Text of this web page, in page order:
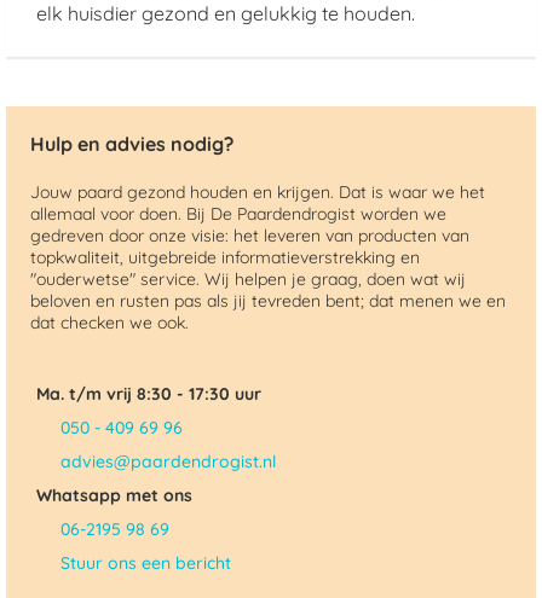
elk huisdier gezond en gelukkig te houden.
Hulp en advies nodig?
Jouw paard gezond houden en krijgen. Dat is waar we het
allemaal voor doen. Bij De Paardendrogist worden we
gedreven door onze visie: het leveren van producten van
topkwaliteit, uitgebreide informatieverstrekking en
"ouderwetse" service. Wij helpen je graag, doen wat wij
beloven en rusten pas als jij tevreden bent; dat menen we en
dat checken we ook.
Ma. t/m vrij 8:30 - 17:30 uur
050 - 409 69 96
advies@paardendrogist.nl
Whatsapp met ons
06-2195 98 69
Stuur ons een bericht